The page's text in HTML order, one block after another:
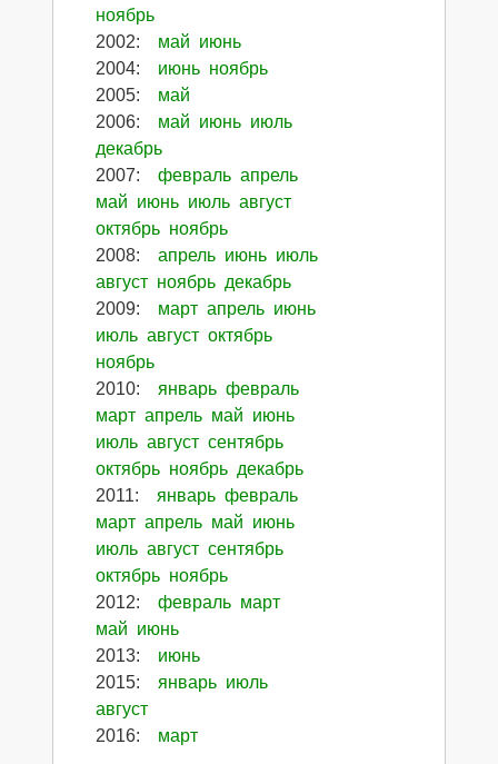
ноябрь
2002: май июнь
2004: июнь ноябрь
2005:
май
2006: май июнь июль
декабрь
2007: февраль апрель
май июнь июль август
октябрь ноябрь
2008: апрель июнь июль
август ноябрь декабрь
2009: март апрель июнь
июль август октябрь
ноябрь
2010: январь февраль
март апрель май июнь
июль август сентябрь
октябрь ноябрь декабрь
2011: январь февраль
март апрель май июнь
июль август сентябрь
октябрь ноябрь
2012: февраль март
май июнь
2013:
июнь
2015: январь июль
август
2016: март